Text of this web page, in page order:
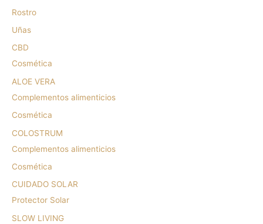
Rostro
Uñas
CBD
Cosmética
ALOE VERA
Complementos alimenticios
Cosmética
COLOSTRUM
Complementos alimenticios
Cosmética
CUIDADO SOLAR
Protector Solar
SLOW LIVING